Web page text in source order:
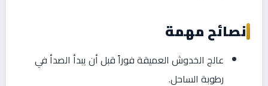
نصائح مهمة
عالج الخدوش العميقة فوراً قبل أن يبدأ الصدأ في
رطوبة الساحل.